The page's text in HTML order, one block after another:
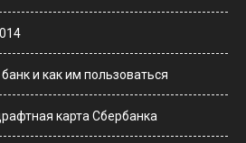
и как им пользоваться
карта Сбербанка